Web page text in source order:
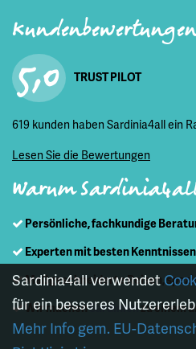
5,0 TRUST PILOT
619 kunden haben Sardinia4all ein
Lesen Sie die Bewertungen
Warum
Persönliche, fachkundige
Experten mit besten
Maßgeschneiderte Reisen,
Wir machenSardinienzu einem
Sardinia4all verwendet
für ein besseres
Mehr Info gem. EU-